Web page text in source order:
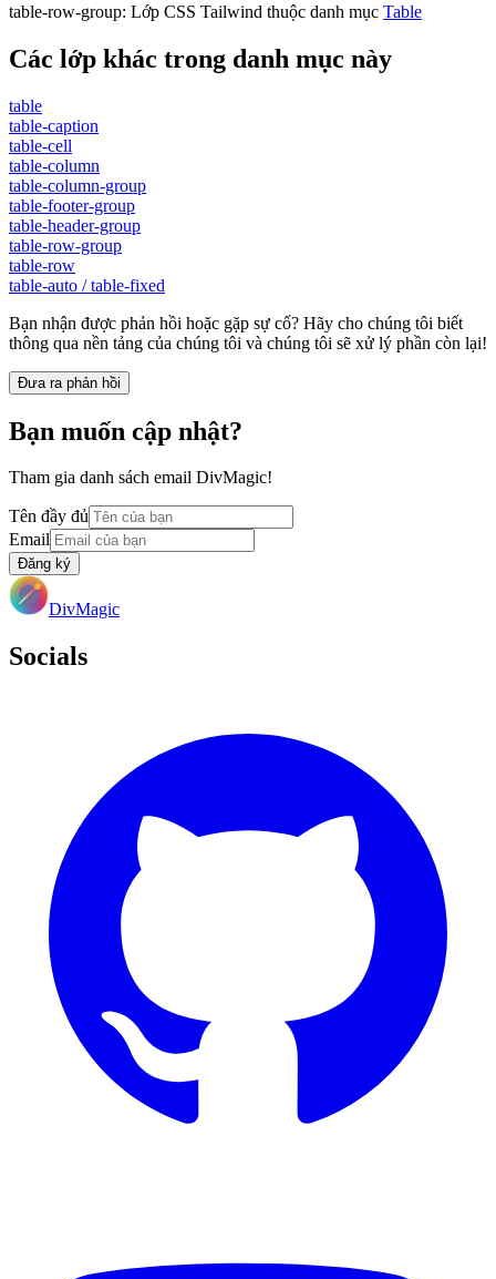
table-row-group: Lớp CSS Tailwind thuộc danh mục Table
Các lớp khác trong danh mục này
table
table-caption
table-cell
table-column
table-column-group
table-footer-group
table-header-group
table-row-group
table-row
table-auto / table-fixed
Bạn nhận được phản hồi hoặc gặp sự cố? Hãy cho chúng tôi biết
thông qua nền tảng của chúng tôi và chúng tôi sẽ xử lý phần còn lại!
Đưa ra phản hồi
Bạn muốn cập nhật?
Tham gia danh sách email DivMagic!
Tên đầy đủ
Email
Đăng ký
DivMagic
Socials